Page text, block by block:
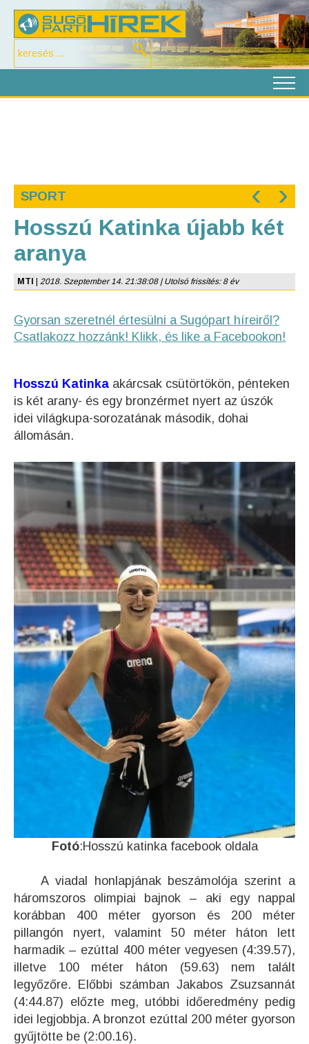
SPORT ‹ ›
Hosszú Katinka újabb két
aranya
MTI 2018. Szeptember 14. 21:38:08 | Utolsó frissítés: 8 év
Gyorsan szeretnél értesülni a Sugópart híreiről?
Csatlakozz hozzánk! Klikk, és like a Facebookon!
Hosszú Katinka akárcsak csütörtökön, pénteken
is két arany- és egy bronzérmet nyert az úszók
idei világkupa-sorozatának második, dohai
állomásán.
Fotó:Hosszú katinka facebook oldala
A viadal honlapjának beszámolója szerint a
háromszoros olimpiai bajnok – aki egy nappal
korábban 400 méter gyorson és 200 méter
pillangón nyert, valamint 50 méter háton lett
harmadik – ezúttal 400 méter vegyesen (4:39.57),
illetve 100 méter háton (59.63) nem talált
legyőzőre. Előbbi számban Jakabos Zsuzsannát
(4:44.87) előzte meg, utóbbi időeredmény pedig
idei legjobbja. A bronzot ezúttal 200 méter gyorson
gyűjtötte be (2:00.16).